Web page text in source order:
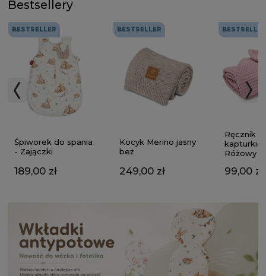
Bestsellery
BESTSELLER
Śpiworek do spania
- Zajączki
189,00 zł
BESTSELLER
Kocyk Merino jasny
beż
249,00 zł
BESTSELLER
Ręcznik z
Różowy
99,00 zł